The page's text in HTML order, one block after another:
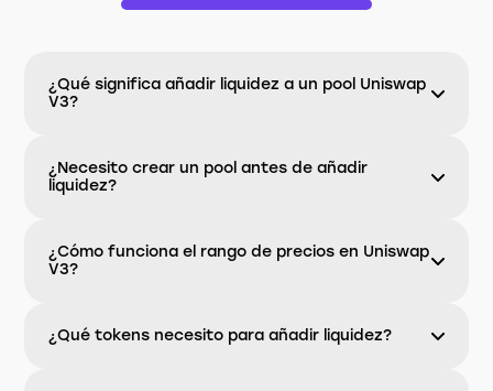
¿Qué significa añadir liquidez a un pool Uniswap
V3?
¿Necesito crear un pool antes de añadir
liquidez?
¿Cómo funciona el rango de precios en Uniswap
V3?
¿Qué tokens necesito para añadir liquidez?